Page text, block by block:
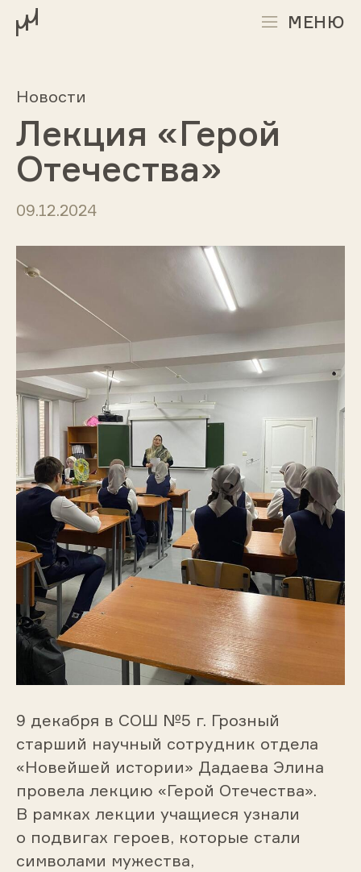
МЕНЮ
Новости
Лекция «Герой
Отечества»
09.12.2024
9 декабря в СОШ №5 г. Грозный
старший научный сотрудник отдела
«Новейшей истории» Дадаева Элина
провела лекцию «Герой Отечества».
В рамках лекции учащиеся узнали
о подвигах героев, которые стали
символами мужества,